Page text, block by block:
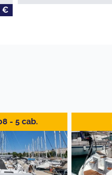
€
- 5 cab.